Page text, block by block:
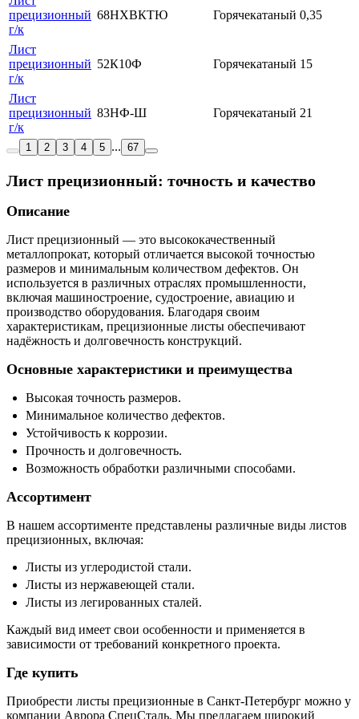
прецизионный
г/к
68НХВКТЮ Горячекатаный 0,35
Лист
прецизионный
г/к
52К10Ф Горячекатаный 15
Лист
прецизионный
г/к
83НФ-Ш Горячекатаный 21
1 2 3 4 5 ... 67
Лист прецизионный: точность и качество
Описание
Лист прецизионный — это высококачественный
металлопрокат, который отличается высокой точностью
размеров и минимальным количеством дефектов. Он
используется в различных отраслях промышленности,
включая машиностроение, судостроение, авиацию и
производство оборудования. Благодаря своим
характеристикам, прецизионные листы обеспечивают
надёжность и долговечность конструкций.
Основные характеристики и преимущества
Высокая точность размеров.
Минимальное количество дефектов.
Устойчивость к коррозии.
Прочность и долговечность.
Возможность обработки различными способами.
Ассортимент
В нашем ассортименте представлены различные виды листов
прецизионных, включая:
Листы из углеродистой стали.
Листы из нержавеющей стали.
Листы из легированных сталей.
Каждый вид имеет свои особенности и применяется в
зависимости от требований конкретного проекта.
Где купить
Приобрести листы прецизионные в Санкт-Петербург можно у
компании Аврора СпецСталь. Мы предлагаем широкий